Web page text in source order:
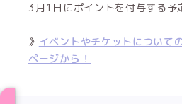
3月1日にポイントを付与する予
》 イベントやチケットについて
ページから！